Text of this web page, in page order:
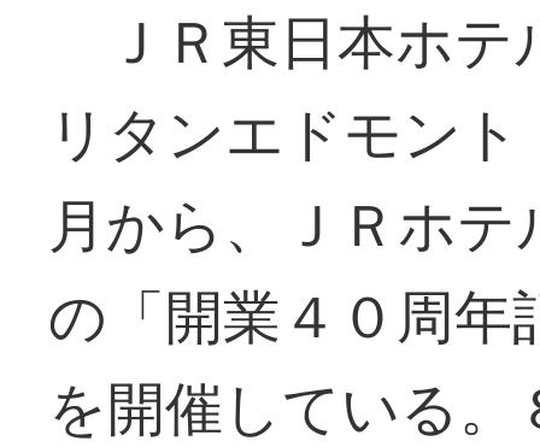
ＪＲ東日本ホテ
リタンエドモン
月から、ＪＲホ
の「開業４０周
を開催している